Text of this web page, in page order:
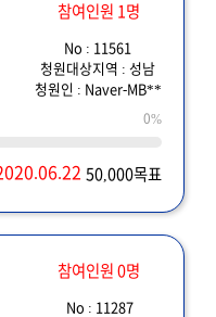
참여인원 1명
No : 11561
청원대상지역 : 성남
청원인 : Naver-MB**
0%
50,000목표
참여인원 0명
No : 11287